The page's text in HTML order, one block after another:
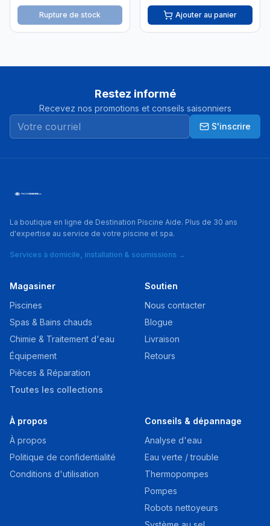
Rupture de stock Ajouter au panier
Restez informé
Recevez nos promotions et conseils saisonniers
S'inscrire
La boutique en ligne de Destination Piscine Aide. Plus de 30 ans
d'expertise au service de votre piscine et spa.
Services à domicile, installation & soumissions →
Magasiner
Piscines
Spas & Bains chauds
Chimie & Traitement d'eau
Équipement
Pièces & Réparation
Toutes les collections
Soutien
Nous contacter
Blogue
Livraison
Retours
À propos
À propos
Politique de confidentialité
Conditions d'utilisation
Conseils & dépannage
Analyse d'eau
Eau verte / trouble
Thermopompes
Pompes
Robots nettoyeurs